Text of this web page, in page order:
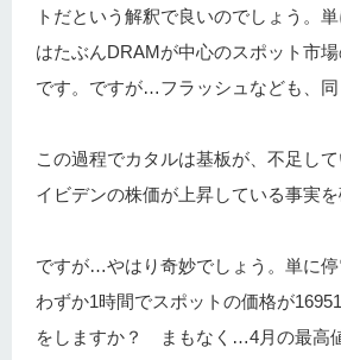
トだという解釈で良いのでしょう。
はたぶんDRAMが中心のスポット市
です。ですが…フラッシュなども、同
この過程でカタルは基板が、不足して
イビデンの株価が上昇している事実を
ですが…やはり奇妙でしょう。単に
わずか1時間でスポットの価格が
をしますか？ まもなく…4月の最高